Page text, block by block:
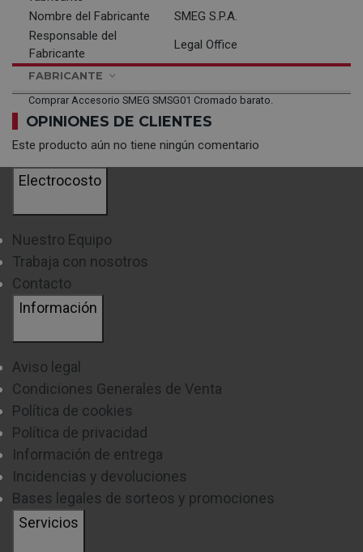
Nombre del Fabricante
SMEG S.P.A.
Responsable del
Fabricante
Legal Office
FABRICANTE
Comprar Accesorio SMEG SMSG01 Cromado barato.
OPINIONES DE CLIENTES
Este producto aún no tiene ningún comentario
Electrocosto
Nuestro Equipo
Trabaja con nosotros
Contacto
Información
Aviso legal
Condiciones Generales de Venta
Política de cookies
Política de privacidad
Información de entrega
Incidencias y devoluciones
Bases legales de sorteos y promociones
Servicios